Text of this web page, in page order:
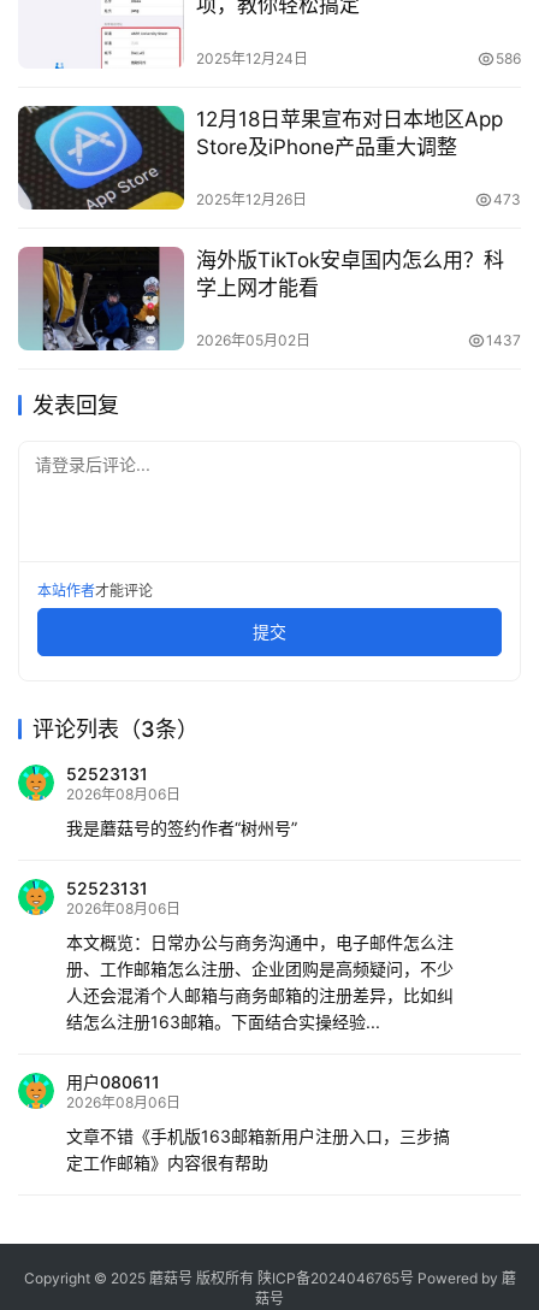
项，教你轻松搞定
2025年12月24日 586
12月18日苹果宣布对日本地区App
Store及iPhone产品重大调整
2025年12月26日 473
海外版TikTok安卓国内怎么用？科
学上网才能看
2026年05月02日 1437
发表回复
请登录后评论...
本站作者才能评论
提交
评论列表（3条）
52523131
2026年08月06日
我是蘑菇号的签约作者“树州号”
52523131
2026年08月06日
本文概览：日常办公与商务沟通中，电子邮件怎么注
册、工作邮箱怎么注册、企业团购是高频疑问，不少
人还会混淆个人邮箱与商务邮箱的注册差异，比如纠
结怎么注册163邮箱。下面结合实操经验...
用户080611
2026年08月06日
文章不错《手机版163邮箱新用户注册入口，三步搞
定工作邮箱》内容很有帮助
Copyright © 2025 蘑菇号 版权所有 陕ICP备2024046765号 Powered by 蘑
菇号